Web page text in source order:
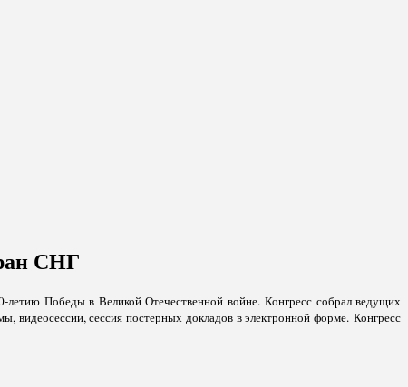
СНГ
Победы в Великой Отечественной войне. Конгресс собрал ведущих
видеосессии, сессия постерных докладов в электронной форме. Конгресс